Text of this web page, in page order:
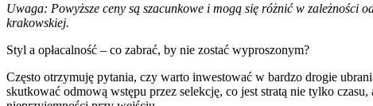
Uwaga: Powyższe ceny są szacunkowe i mogą się różnić w
krakowskiej.
Styl a opłacalność – co zabrać, by nie zostać wyproszonym?
Często otrzymuję pytania, czy warto inwestować w bardzo drogie
skutkować odmową wstępu przez selekcję, co jest stratą nie tylko